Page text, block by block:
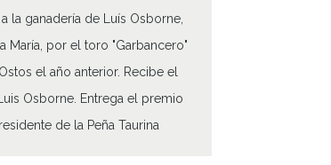
la ganadería de Luís Osborne,
María, por el toro "Garbancero"
el año anterior. Recibe el
Osborne. Entrega el premio
de la Peña Taurina